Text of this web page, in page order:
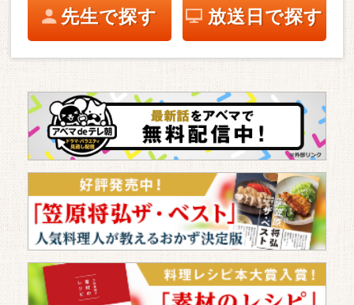
先生で探す 放送日で探す